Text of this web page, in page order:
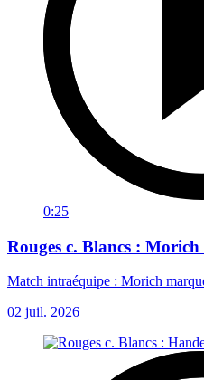
0:25
Rouges c. Blancs :
Match intraéquipe : Morich
02 juil. 2026